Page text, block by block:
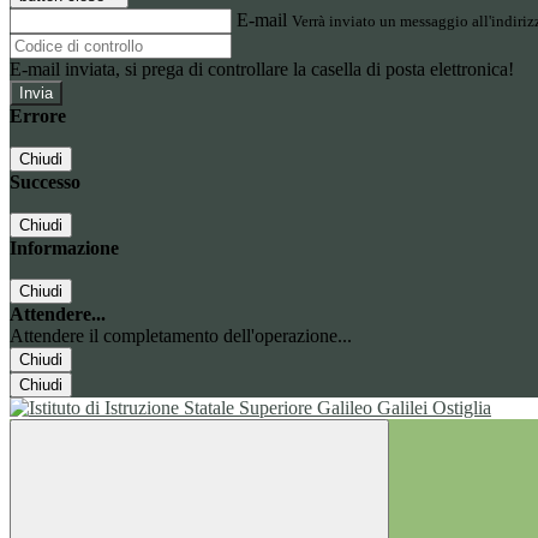
E-mail Verrà inviato un messaggio
E-mail inviata, si prega di controllare la casella di posta elettronica!
Errore
Chiudi
Successo
Chiudi
Informazione
Chiudi
Attendere...
Attendere il completamento dell'operazione...
Chiudi
Chiudi